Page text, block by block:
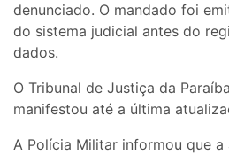
denunciado. O mandado foi
do sistema judicial antes do
dados.
O Tribunal de Justiça da
manifestou até a última
A Polícia Militar informou que